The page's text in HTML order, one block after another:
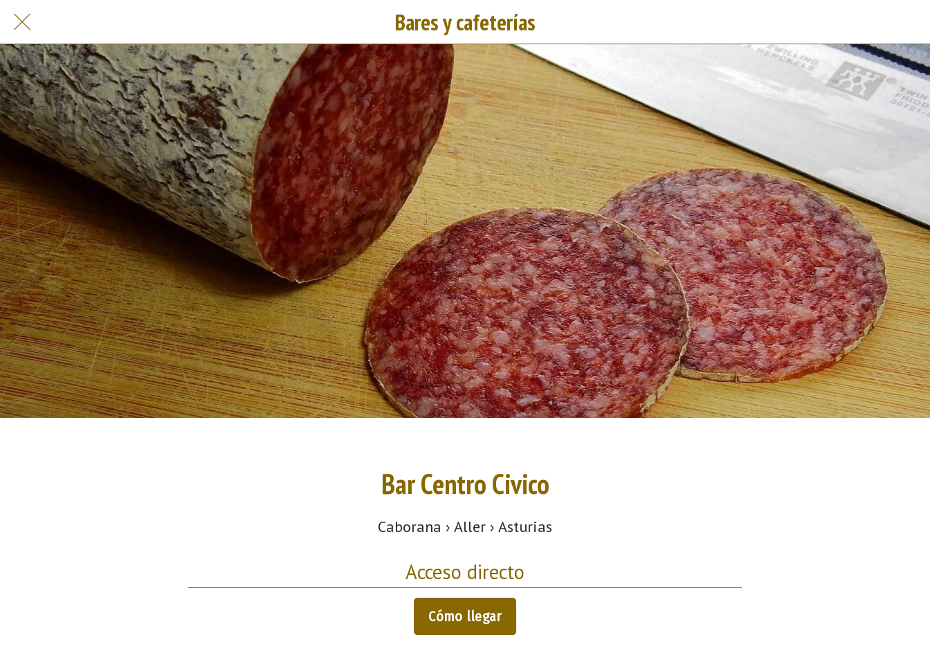
Bares y cafeterías
Bar Centro Civico
Caborana › Aller › Asturias
Acceso directo
Cómo llegar